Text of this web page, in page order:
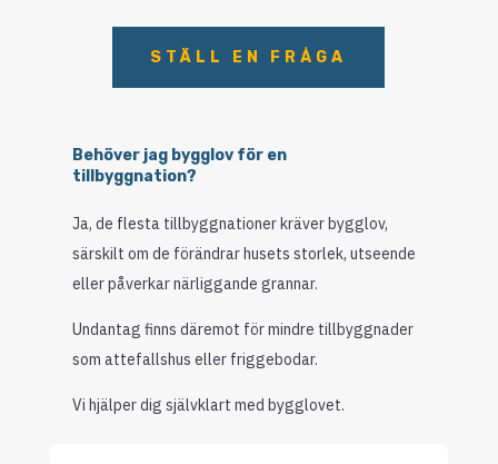
STÄLL EN FRÅGA
Behöver jag bygglov för en
tillbyggnation?
Ja, de flesta tillbyggnationer kräver bygglov,
särskilt om de förändrar husets storlek, utseende
eller påverkar närliggande grannar.
Undantag finns däremot för mindre tillbyggnader
som attefallshus eller friggebodar.
Vi hjälper dig självklart med bygglovet.